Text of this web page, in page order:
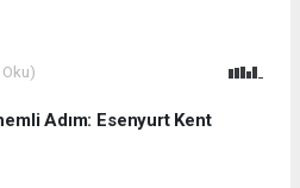
Adım: Esenyurt Kent